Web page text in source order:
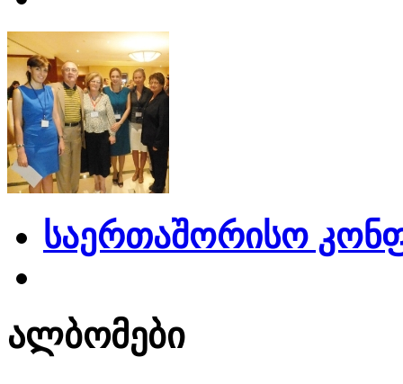
საერთაშორისო
ალბომები